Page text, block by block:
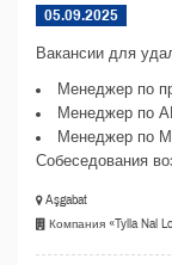
05.09.2025
Вакансии для
Менеджер по
Менеджер по
Менеджер по
Собеседования
Aşgabat
Компания «Tylla Nal